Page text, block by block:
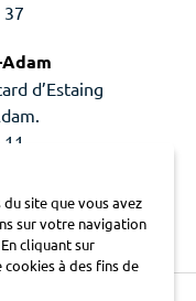
37
d’Estaing
site que vous avez
sur votre navigation
cliquant sur
à des fins de